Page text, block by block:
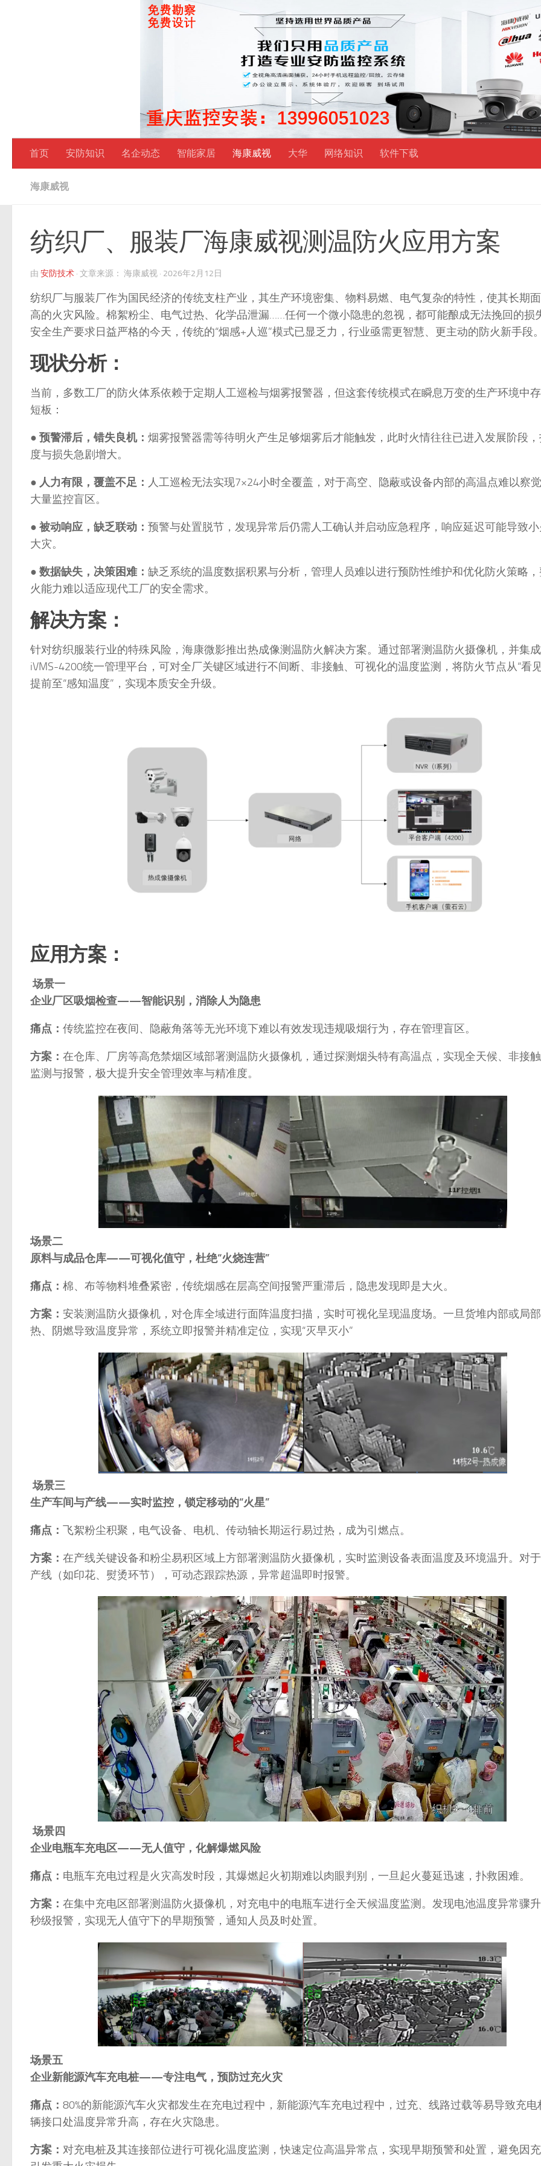
首页 安防知识 名企动态 智能家居 海康威视 大华 网络知识 软件下载
海康威视
纺织厂、服装厂海康威视测温防火应用方案
由 安防技术 · 文章来源： 海康威视 · 2026年2月12日
纺织厂与服装厂作为国民经济的传统支柱产业，其生产环境密集、物料易燃、电气复杂的特性，使其长期
高的火灾风险。棉絮粉尘、电气过热、化学品泄漏……任何一个微小隐患的忽视，都可能酿成无法挽回的损
安全生产要求日益严格的今天，传统的“烟感+人巡”模式已显乏力，行业亟需更智慧、更主动的防火新手段
现状分析：
当前，多数工厂的防火体系依赖于定期人工巡检与烟雾报警器，但这套传统模式在瞬息万变的生产环境中
短板：
● 预警滞后，错失良机： 烟雾报警器需等待明火产生足够烟雾后才能触发，此时火情往往已进入发展阶段
度与损失急剧增大。
● 人力有限，覆盖不足： 人工巡检无法实现7×24小时全覆盖，对于高空、隐蔽或设备内部的高温点难以察
大量监控盲区。
● 被动响应，缺乏联动： 预警与处置脱节，发现异常后仍需人工确认并启动应急程序，响应延迟可能导致
大灾。
● 数据缺失，决策困难： 缺乏系统的温度数据积累与分析，管理人员难以进行预防性维护和优化防火策略
火能力难以适应现代工厂的安全需求。
解决方案：
针对纺织服装行业的特殊风险，海康微影推出热成像测温防火解决方案。通过部署测温防火摄像机，并集
iVMS-4200统一管理平台，可对全厂关键区域进行不间断、非接触、可视化的温度监测，将防火节点从“看
提前至“感知温度”，实现本质安全升级。
应用方案：
场景一
企业厂区吸烟检查——智能识别，消除人为隐患
痛点： 传统监控在夜间、隐蔽角落等无光环境下难以有效发现违规吸烟行为，存在管理盲区。
方案： 在仓库、厂房等高危禁烟区域部署测温防火摄像机，通过探测烟头特有高温点，实现全天候、非接
监测与报警，极大提升安全管理效率与精准度。
场景二
原料与成品仓库——可视化值守，杜绝“火烧连营”
痛点： 棉、布等物料堆叠紧密，传统烟感在层高空间报警严重滞后，隐患发现即是大火。
方案： 安装测温防火摄像机，对仓库全域进行面阵温度扫描，实时可视化呈现温度场。一旦货堆内部或局
热、阴燃导致温度异常，系统立即报警并精准定位，实现“灭早灭小”
场景三
生产车间与产线——实时监控，锁定移动的“火星”
痛点： 飞絮粉尘积聚，电气设备、电机、传动轴长期运行易过热，成为引燃点。
方案： 在产线关键设备和粉尘易积区域上方部署测温防火摄像机，实时监测设备表面温度及环境温升。对
产线（如印花、熨烫环节），可动态跟踪热源，异常超温即时报警。
场景四
企业电瓶车充电区——无人值守，化解爆燃风险
痛点： 电瓶车充电过程是火灾高发时段，其爆燃起火初期难以肉眼判别，一旦起火蔓延迅速，扑救困难。
方案： 在集中充电区部署测温防火摄像机，对充电中的电瓶车进行全天候温度监测。发现电池温度异常骤
秒级报警，实现无人值守下的早期预警，通知人员及时处置。
场景五
企业新能源汽车充电桩——专注电气，预防过充火灾
痛点： 80%的新能源汽车火灾都发生在充电过程中，新能源汽车充电过程中，过充、线路过载等易导致充电
辆接口处温度异常升高，存在火灾隐患。
方案： 对充电桩及其连接部位进行可视化温度监测，快速定位高温异常点，实现早期预警和处置，避免因